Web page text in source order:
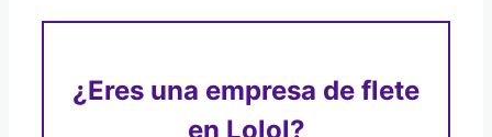
¿Eres una empresa de flete
en Lolol?